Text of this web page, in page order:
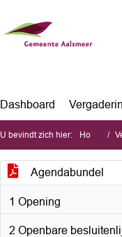
Dashboard
U bevindt zich hier: Home
Agendabundel
1 Opening
2 Openbare